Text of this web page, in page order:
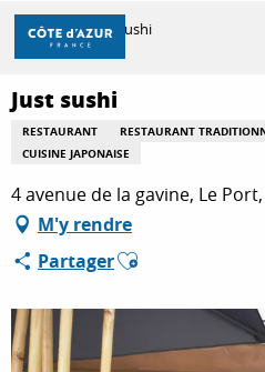
Aller
contenu
principal
DÉCOUVRIR
À FAIRE
SÉJOURNER
Accueil Just sushi
Just sushi
RESTAURANT RESTAURANT
CUISINE JAPONAISE
4 avenue de la gavine, Le
M'y rendre
PartagerAjouter aux favoris